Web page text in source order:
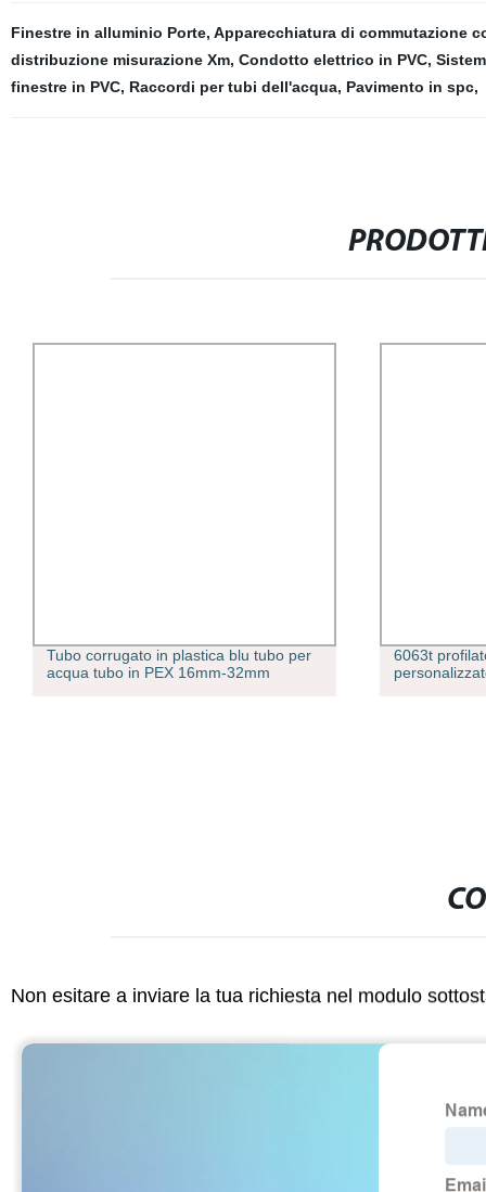
Finestre in alluminio Porte, Apparecchiatura di commutazione
distribuzione misurazione Xm, Condotto elettrico in PVC,
finestre in PVC, Raccordi per tubi dell'acqua, Pavimento in spc,
Tubo corrugato in plastica blu tubo per
acqua tubo in PEX 16mm-32mm
6063t
Non esitare a inviare la tua richiesta nel modulo